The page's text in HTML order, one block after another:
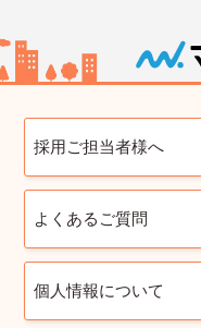
採用ご担当者様へ
よくあるご質問
個人情報について